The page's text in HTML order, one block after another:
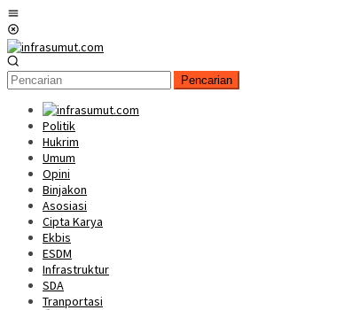
Loncat
ke
konten
Pencarian
Politik
Hukrim
Umum
Opini
Binjakon
Asosiasi
Cipta Karya
Ekbis
ESDM
Infrastruktur
SDA
Tranportasi